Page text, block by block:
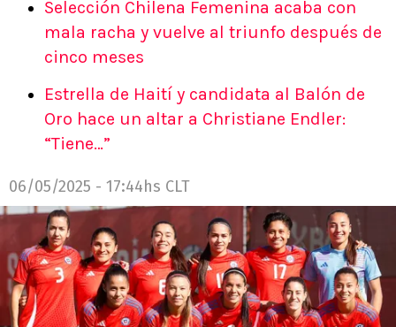
Selección Chilena Femenina acaba con
mala racha y vuelve al triunfo después de
cinco meses
Estrella de Haití y candidata al Balón de
Oro hace un altar a Christiane Endler:
“Tiene…”
06/05/2025 - 17:44hs CLT